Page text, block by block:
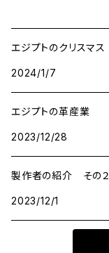
エジプトのクリスマス
2024/1/7
エジプトの革産業
2023/12/28
製作者の紹介 その２
2023/12/1